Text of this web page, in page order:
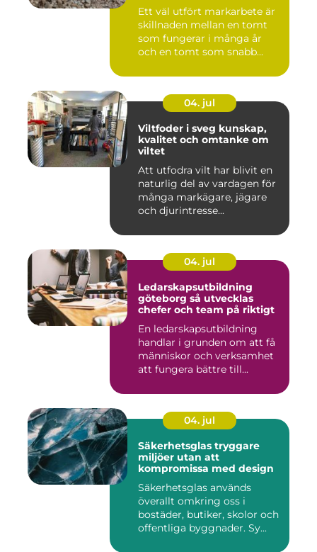
Ett väl utfört markarbete är
skillnaden mellan en tomt
som fungerar i många år
och en tomt som snabb...
04. jul
Viltfoder i sveg kunskap,
kvalitet och omtanke om
viltet
Att utfodra vilt har blivit en
naturlig del av vardagen för
många markägare, jägare
och djurintresse...
04. jul
Ledarskapsutbildning
göteborg så utvecklas
chefer och team på riktigt
En ledarskapsutbildning
handlar i grunden om att få
människor och verksamhet
att fungera bättre till...
04. jul
Säkerhetsglas tryggare
miljöer utan att
kompromissa med design
Säkerhetsglas används
överallt omkring oss i
bostäder, butiker, skolor och
offentliga byggnader. Sy...